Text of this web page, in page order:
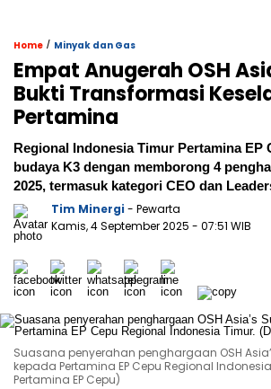
Home / Minyak dan Gas
Empat Anugerah OSH
Bukti Transformasi
Pertamina
Regional Indonesia Timur Pertamina EP
budaya K3 dengan memborong 4
2025, termasuk kategori CEO dan
Tim Minergi - Pewarta
Kamis, 4 September 2025 - 07:51 WIB
Suasana penyerahan penghargaan OSH
kepada Pertamina EP Cepu Regional
Pertamina EP Cepu)